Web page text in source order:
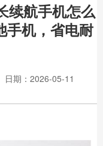
续航手机怎么
手机，省电耐
日期：2026-05-11